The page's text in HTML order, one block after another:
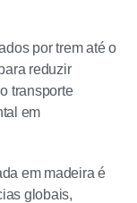
por trem até o
reduzir
transporte
em
em madeira é
globais,